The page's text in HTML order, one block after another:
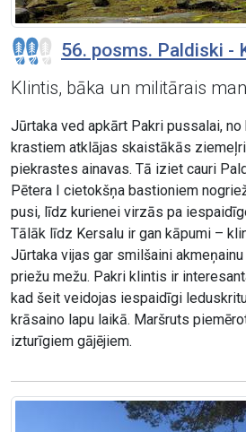
56. posms. Paldiski -
Klintis, bāka un militārais
Jūrtaka ved apkārt Pakri pussalai,
krastiem atklājas skaistākās
piekrastes ainavas. Tā iziet cauri
Pētera I cietokšņa bastioniem
pusi, līdz kurienei virzās pa
Tālāk līdz Kersalu ir gan kāpumi –
Jūrtaka vijas gar smilšaini
priežu mežu. Pakri klintis ir
kad šeit veidojas iespaidīgi
krāsaino lapu laikā. Maršruts
izturīgiem gājējiem.